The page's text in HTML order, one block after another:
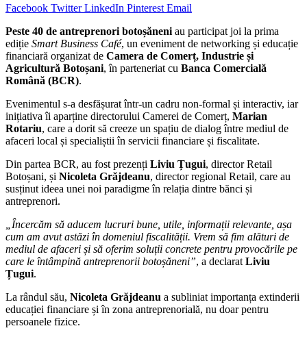
ediție Smart Business Café , un eveniment de networking și educație
financiară organizat deCamera de Comerț, Industrie și
Agricultură Botoșani , în parteneriat cuBanca Comercială
Română (BCR).
inițiativa îi aparține directorului Camerei de Comerț, Marian
Rotariu , care a dorit să creeze un spațiu de dialog între mediul de
afaceri local și specialiștii în servicii financiare și fiscalitate.
Botoșani, șiNicoleta Grăjdeanu , director regional Retail, care au
susținut ideea unei noi paradigme în relația dintre bănci și
antreprenori.
cum am avut astăzi în domeniul fiscalității. Vrem să fim alături de
mediul de afaceri și să oferim soluții concrete pentru provocările pe
care le întâmpină antreprenorii botoșăneni”, a declaratLiviu
Țugui.
educației financiare și în zona antreprenorială, nu doar pentru
persoanele fizice.